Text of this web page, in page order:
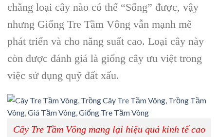
chẳng loại cây nào có thể “Sống” được, vậy
nhưng Giống Tre Tầm Vông vẫn mạnh mẽ
phát triển và cho năng suất cao. Loại cây này
còn được đánh giá là giống cây ưu việt trong
việc sử dụng quỹ đất xấu.
Cây Tre Tầm Vông mang lại hiệu quả kinh tế cao